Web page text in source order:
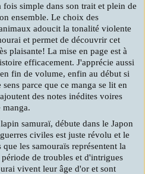
fois simple dans son trait et plein de
ensemble. Le choix des
adoucit la tonalité violente
et permet de découvrir cet
plaisante! La mise en page est à
efficacement. J'apprécie aussi
fin de volume, enfin au début si
parce que ce manga se lit en
des notes inédites voires
manga.
samuraï, débute dans le Japon
civiles est juste révolu et le
les samouraïs représentent la
de troubles et d'intrigues
vivent leur âge d'or et sont